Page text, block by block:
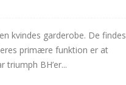
kvindes garderobe. De findes
primære funktion er at
BH’er...